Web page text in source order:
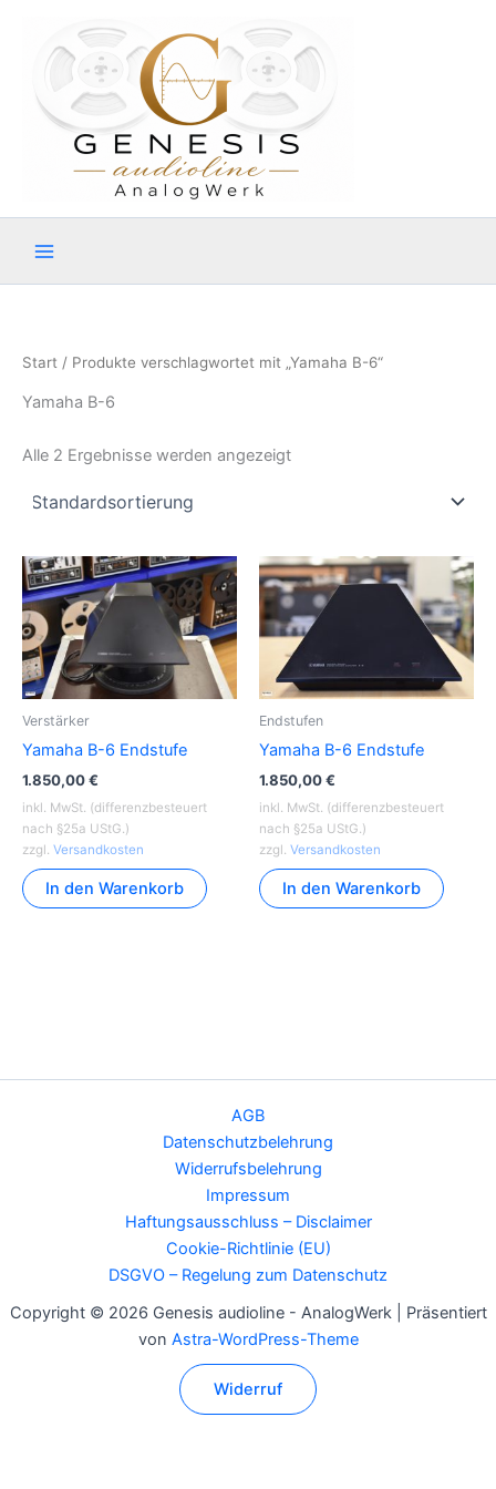
springen
Start / Produkte verschlagwortet mit „Yamaha B-6“
Yamaha B-6
Alle 2 Ergebnisse werden angezeigt
Verstärker
Yamaha B-6 Endstufe
1.850,00€
inkl. MwSt. (differenzbesteuert
nach §25a UStG.)
zzgl. Versandkosten
In den Warenkorb
Endstufen
Yamaha B-6 Endstufe
1.850,00€
inkl. MwSt. (differenzbesteuert
nach §25a UStG.)
zzgl. Versandkosten
In den Warenkorb
AGB
Datenschutzbelehrung
Widerrufsbelehrung
Impressum
Haftungsausschluss – Disclaimer
Cookie-Richtlinie (EU)
DSGVO – Regelung zum Datenschutz
Copyright © 2026 Genesis audioline - AnalogWerk | Präsentiert
von Astra-WordPress-Theme
Widerruf